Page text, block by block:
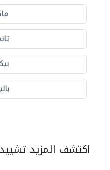
اكتشف المزيد